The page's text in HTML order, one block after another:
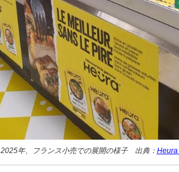
2025年、フランス小売での展開の様子 出典： Heura